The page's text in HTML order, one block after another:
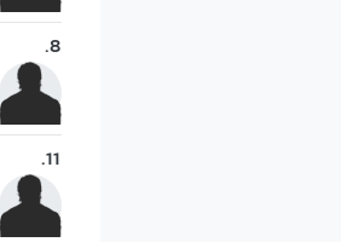
8
.
11
.